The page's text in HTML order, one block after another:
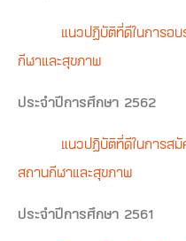
แนวปฏิบัติที่ดีในการอ
กีฬาและสุขภาพ
ประจำปีการศึกษา 2562
แนวปฏิบัติที่ดีในการส
สถานกีฬาและสุขภาพ
ประจำปีการศึกษา 2561